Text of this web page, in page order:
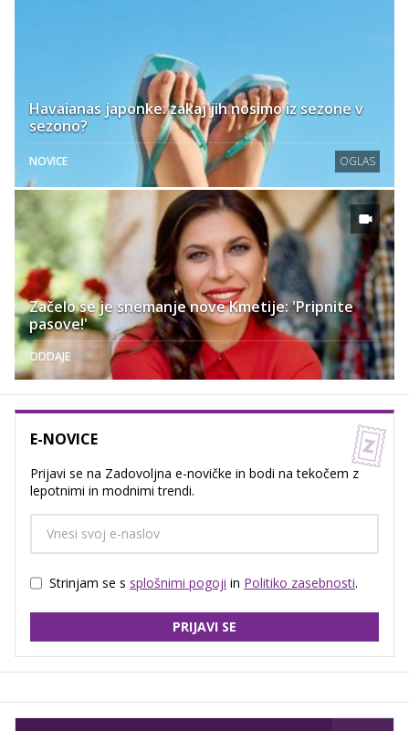
Havaianas japonke: zakaj jih nosimo iz sezone v
sezono?
NOVICE OGLAS
Začelo se je snemanje nove Kmetije: 'Pripnite
pasove!'
ODDAJE
E-NOVICE
Prijavi se na Zadovoljna e-novičke in bodi na tekočem z
lepotnimi in modnimi trendi.
Strinjam se s splošnimi pogoji in Politiko zasebnosti.
PRIJAVI SE